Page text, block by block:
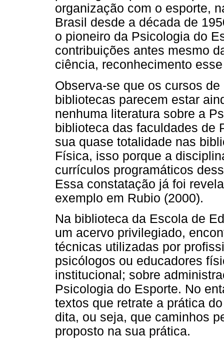
organização com o esporte,
Brasil desde a década de
o pioneiro da Psicologia do
contribuições antes mesmo
ciência, reconhecimento
Observa-se que os cursos
bibliotecas parecem estar
nenhuma literatura sobre a
biblioteca das faculdades de
sua quase totalidade nas
Física, isso porque a
currículos programáticos
Essa constatação já foi
exemplo em Rubio (2000).
Na biblioteca da Escola de
um acervo privilegiado,
técnicas utilizadas por
psicólogos ou educadores
institucional; sobre
Psicologia do Esporte. No
textos que retrate a prática
dita, ou seja, que caminhos
proposto na sua prática.